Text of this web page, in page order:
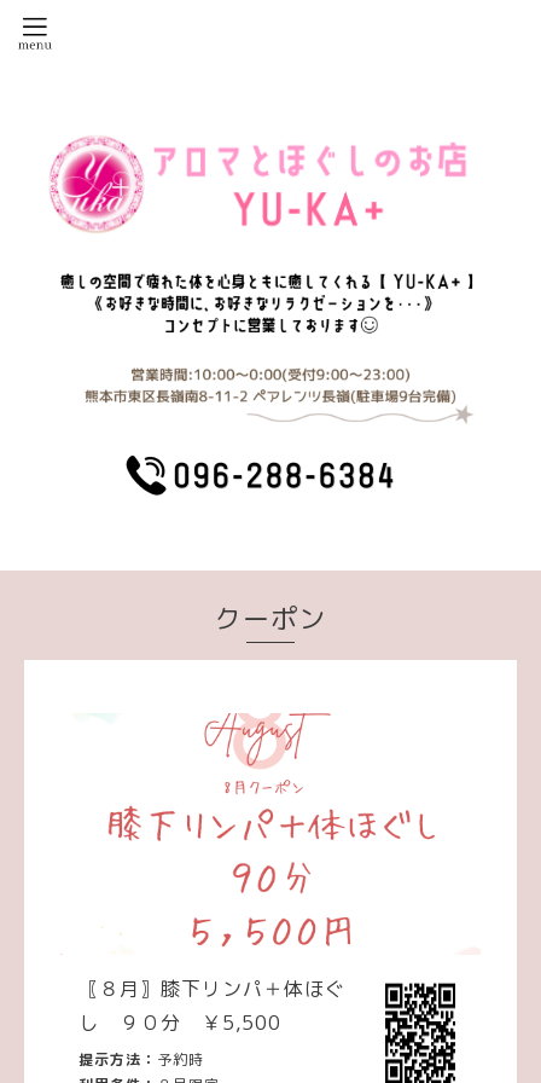
クーポン
〖８月〗膝下リンパ＋体ほぐ
し ９０分 ￥5,500
提示方法： 予約時